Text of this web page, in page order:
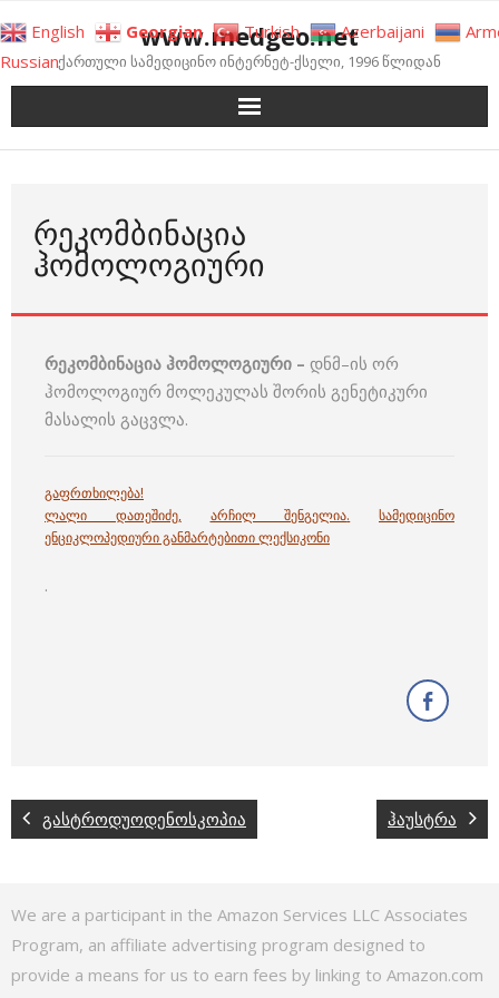
to
content
www.medgeo.net
ქართული სამედიცინო ინტერნეტ-ქსელი, 1996 წლიდან
ᲠᲔᲙᲝᲛᲑᲘᲜᲐᲪᲘᲐ
ᲰᲝᲛᲝᲚᲝᲒᲘᲣᲠᲘ
რეკომბინაცია ჰომოლოგიური – დნმ–ის ორ
ჰომოლოგიურ მოლეკულას შორის გენეტიკური
მასალის გაცვლა.
გაფრთხილება!
ლალი დათეშიძე, არჩილ შენგელია.
სამედიცინო
ენციკლოპედიური განმარტებითი ლექსიკონი
.
გასტროდუოდენოსკოპია ჰაუსტრა
We are a participant in the Amazon Services LLC Associates
Program, an affiliate advertising program designed to
provide a means for us to earn fees by linking to Amazon.com
English Georgian Turkish Azerbaijani
Russian